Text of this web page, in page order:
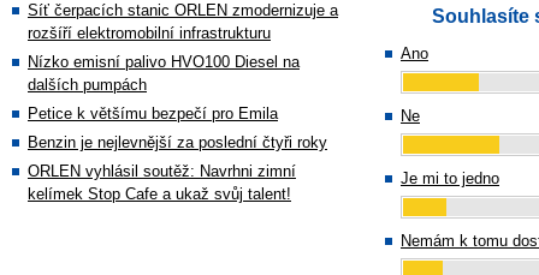
Síť čerpacích stanic ORLEN zmodernizuje a
rozšíří elektromobilní infrastrukturu
Nízko emisní palivo HVO100 Diesel na
dalších pumpách
Petice k většímu bezpečí pro Emila
Benzin je nejlevnější za poslední čtyři roky
ORLEN vyhlásil soutěž: Navrhni zimní
kelímek Stop Cafe a ukaž svůj talent!
Souhlasíte
Ano
Ne
Je mi to jedno
Nemám k tomu